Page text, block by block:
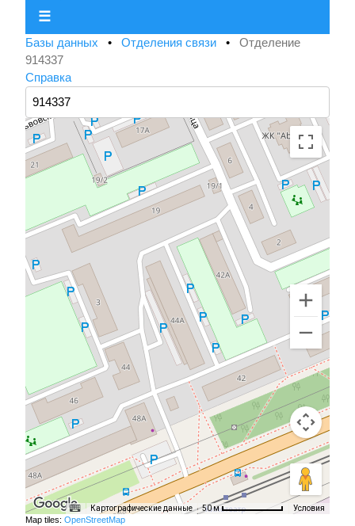
☰
Базы данных • Отделения связи • Отделение
914337
Справка
Картографические данные 50 м Условия
Map tiles: OpenStreetMap